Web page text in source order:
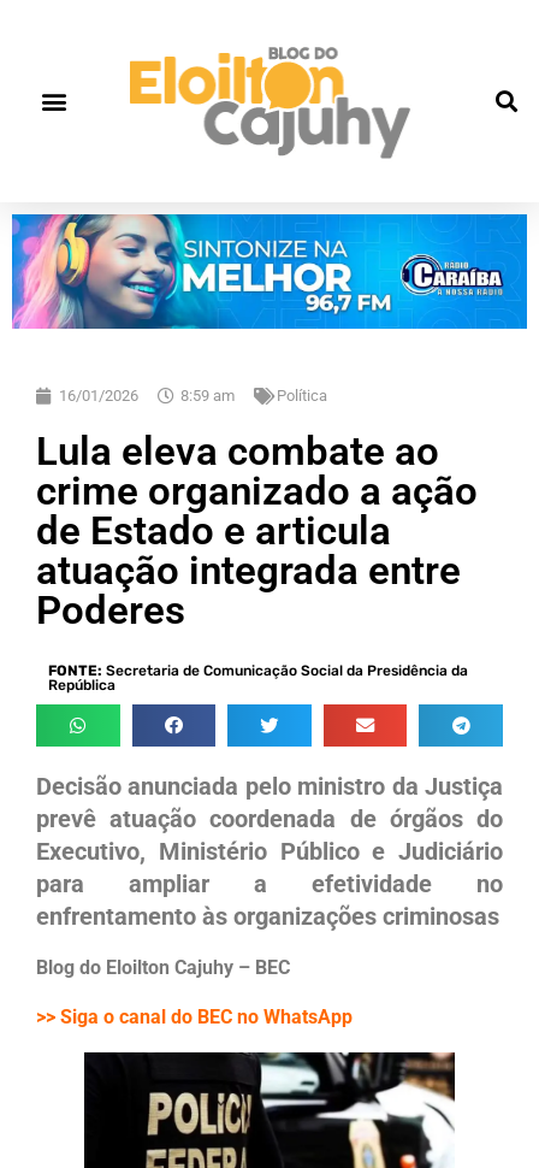
16/01/2026 8:59 am Política
Lula eleva combate ao
crime organizado a ação
de Estado e articula
atuação integrada entre
Poderes
FONTE: Secretaria de Comunicação Social da Presidência da
República
Decisão anunciada pelo ministro da Justiça
prevê atuação coordenada de órgãos do
Executivo, Ministério Público e Judiciário
para ampliar a efetividade no
enfrentamento às organizações criminosas
Blog do Eloilton Cajuhy – BEC
>> Siga o canal do BEC no WhatsApp